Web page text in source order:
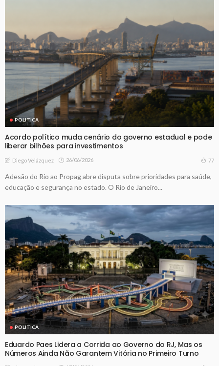
POLITICA
Acordo político muda cenário do governo estadual e pode
liberar bilhões para investimentos
Diego Velázquez 26/06/2026 77
Adesão do Rio ao Propag abre disputa sobre prioridades para saúde,
educação e segurança no estado. O Rio de Janeiro...
POLITICA
Eduardo Paes Lidera a Corrida ao Governo do RJ, Mas os
Números Ainda Não Garantem Vitória no Primeiro Turno